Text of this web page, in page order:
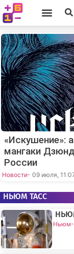
«Искушение»:
мангаки
России
Новости- 09 июля,
НЬЮМ ТАСС
Ньюм